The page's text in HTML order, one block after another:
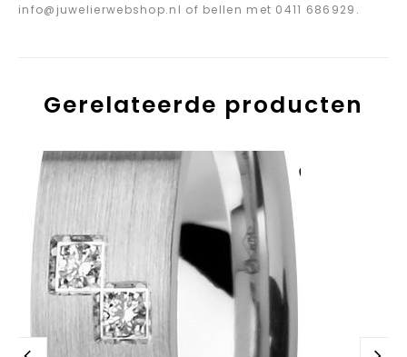
info@juwelierwebshop.nl of bellen met 0411 686929.
Gerelateerde producten